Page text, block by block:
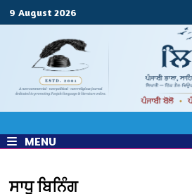
9 August 2026
MENU
ਸਾਧੂ ਬਿਨਿੰਗ